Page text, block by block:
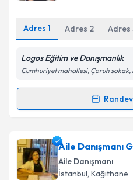
Adres 1 Adres 2 Adres
Logos Eğitim ve Danışmanlık
Cumhuriyet mahallesi, Çoruh sokak,
Randevu Takvimi
Psk. Dan. Gökhan
oluşturun. Size bu
takvim hazırlandığında
Aile Danışmanı
Aile Danışmanı
İstanbul, Kağıthane